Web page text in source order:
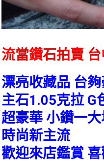
流當鑽石拍賣
漂亮收藏品 台
主石1.05克拉 G
超豪華 小鑽一
時尚新主流
歡迎來店鑑賞